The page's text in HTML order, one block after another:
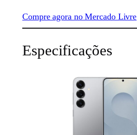
Compre agora no Mercado Livre
Especificações